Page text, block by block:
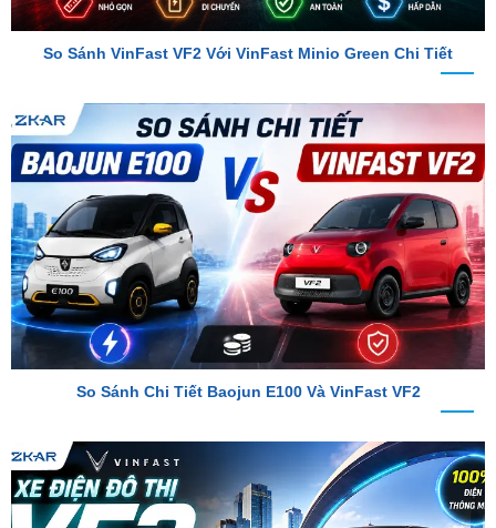
So Sánh Chi Tiết Baojun E100 Và VinFast VF2